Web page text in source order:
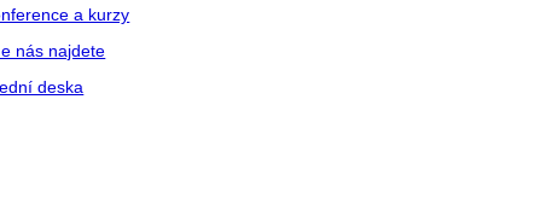
a kurzy
nás najdete
deska